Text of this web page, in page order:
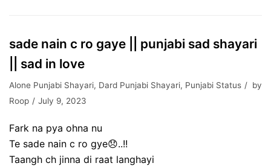
sade nain c ro gaye || punjabi sad shayari
|| sad in love
Alone Punjabi Shayari, Dard Punjabi Shayari, Punjabi Status
by
Roop
July 9, 2023
Fark na pya ohna nu
Te sade nain c ro gye😞..!!
Taangh ch jinna di raat langhayi